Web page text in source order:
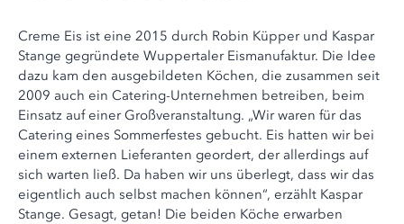
Creme Eis ist eine 2015 durch Robin Küpper und Kaspar
Stange gegründete Wuppertaler Eismanufaktur. Die Idee
dazu kam den ausgebildeten Köchen, die zusammen seit
2009 auch ein Catering-Unternehmen betreiben, beim
Einsatz auf einer Großveranstaltung. „Wir waren für das
Catering eines Sommerfestes gebucht. Eis hatten wir bei
einem externen Lieferanten geordert, der allerdings auf
sich warten ließ. Da haben wir uns überlegt, dass wir das
eigentlich auch selbst machen können“, erzählt Kaspar
Stange. Gesagt, getan! Die beiden Köche erwarben